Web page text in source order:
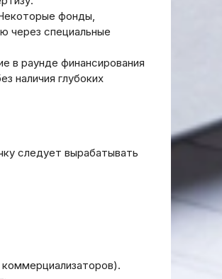
фонды,
через специальные
в раунде финансирования
наличия глубоких
следует вырабатывать